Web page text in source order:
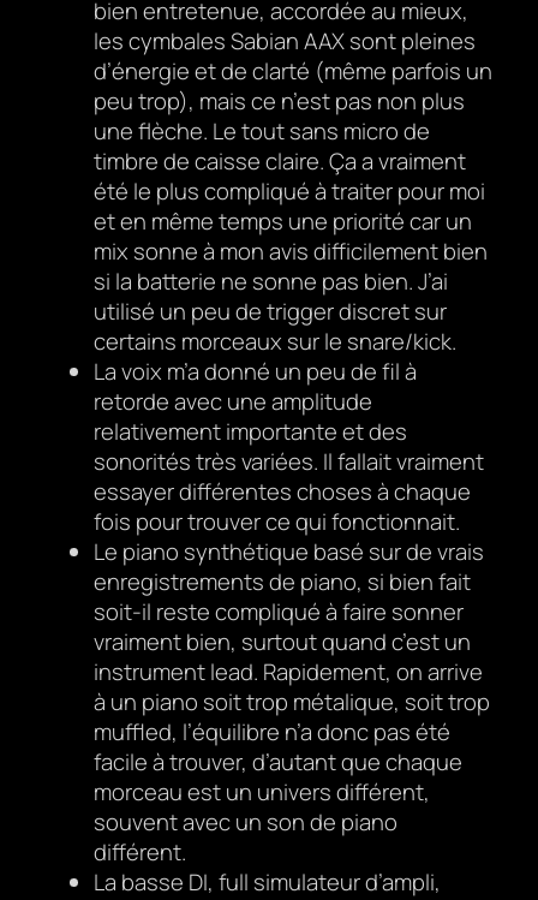
bien entretenue, accordée au mieux,
les cymbales Sabian AAX sont pleines
d’énergie et de clarté (même parfois un
peu trop), mais ce n’est pas non plus
une flèche. Le tout sans micro de
timbre de caisse claire. Ça a vraiment
été le plus compliqué à traiter pour moi
et en même temps une priorité car un
mix sonne à mon avis difficilement bien
si la batterie ne sonne pas bien. J’ai
utilisé un peu de trigger discret sur
certains morceaux sur le snare/kick.
La voix m’a donné un peu de fil à
retorde avec une amplitude
relativement importante et des
sonorités très variées. Il fallait vraiment
essayer différentes choses à chaque
fois pour trouver ce qui fonctionnait.
Le piano synthétique basé sur de vrais
enregistrements de piano, si bien fait
soit-il reste compliqué à faire sonner
vraiment bien, surtout quand c’est un
instrument lead. Rapidement, on arrive
à un piano soit trop métalique, soit trop
muffled, l’équilibre n’a donc pas été
facile à trouver, d’autant que chaque
morceau est un univers différent,
souvent avec un son de piano
différent.
La basse DI, full simulateur d’ampli,